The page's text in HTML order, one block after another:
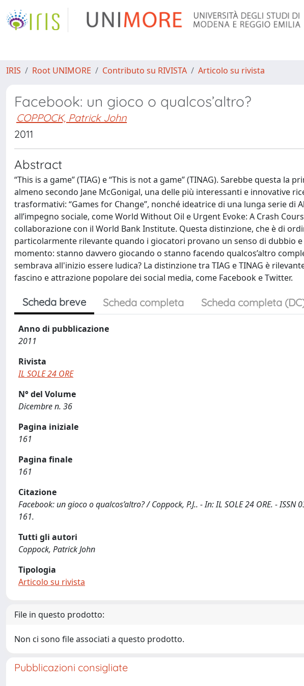
IRIS Root UNIMORE Contributo su RIVISTA Articolo su rivista
Facebook: un gioco o qualcos’altro?
COPPOCK, Patrick John
2011
Abstract
“This is a game” (TIAG) e “This is not a game” (TINAG). Sarebbe questa
almeno secondo Jane McGonigal, una delle più interessanti e innovative
trasformativi: “Games for Change”, nonché ideatrice di una lunga serie di
all’impegno sociale, come World Without Oil e Urgent Evoke: A Crash
collaborazione con il World Bank Institute. Questa distinzione, che è di
particolarmente rilevante quando i giocatori provano un senso di dubbio
momento: stanno davvero giocando o stanno facendo qualcos’altro
sembrava all'inizio essere ludica? La distinzione tra TIAG e TINAG è
fascino e attrazione popolare dei social media, come Facebook e Twitter.
Scheda breve Scheda completa Scheda completa
Anno di pubblicazione
2011
Rivista
IL SOLE 24 ORE
N° del Volume
Dicembre n. 36
Pagina iniziale
161
Pagina finale
161
Citazione
Facebook: un gioco o qualcos’altro? / Coppock, P.J.. - In: IL SOLE 24 ORE. -
161.
Tutti gli autori
Coppock, Patrick John
Tipologia
Articolo su rivista
File in questo prodotto:
Non ci sono file associati a questo prodotto.
Pubblicazioni consigliate